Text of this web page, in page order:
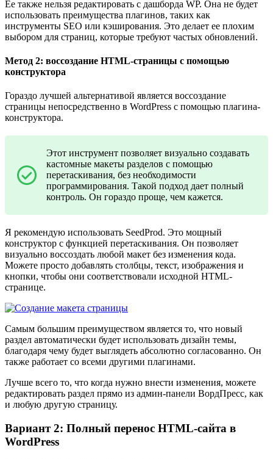
Ее также нельзя редактировать с дашборда WP. Она не будет
использовать преимущества плагинов, таких как
инструменты SEO или кэширования. Это делает ее плохим
выбором для страниц, которые требуют частых обновлений.
Метод 2: воссоздание HTML-страницы с помощью
конструктора
Гораздо лучшей альтернативой является воссоздание
страницы непосредственно в WordPress с помощью плагина-
конструктора.
Этот инструмент позволяет визуально создавать
кастомные макеты разделов с помощью
перетаскивания, без необходимости
программирования. Такой подход дает полный
контроль. Он гораздо проще, чем кажется.
Я рекомендую использовать SeedProd. Это мощный
конструктор с функцией перетаскивания. Он позволяет
визуально воссоздать любой макет без изменения кода.
Можете просто добавлять столбцы, текст, изображения и
кнопки, чтобы они соответствовали исходной HTML-
странице.
Самым большим преимуществом является то, что новый
раздел автоматически будет использовать дизайн темы,
благодаря чему будет выглядеть абсолютно согласованно. Он
также работает со всеми другими плагинами.
Лучше всего то, что когда нужно внести изменения, можете
редактировать раздел прямо из админ-панели ВордПресс, как
и любую другую страницу.
Вариант 2: Полный перенос HTML-сайта в
WordPress